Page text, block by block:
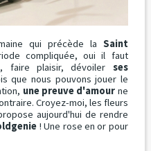
qui précède la Saint
compliquée, oui il faut
faire plaisir, dévoiler ses
que nous pouvons jouer le
une preuve d'amour ne
Croyez-moi, les fleurs
aujourd'hui de rendre
! Une rose en or pour